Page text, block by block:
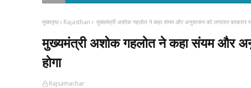
मुख्यपृष्ठ Rajasthan मुख्यमंत्री अशोक गहलोत ने कहा संयम और अनुशासन को लगातार बरकरार
मुख्यमंत्री अशोक गहलोत ने कहा संयम और
होगा
Rajsamachar